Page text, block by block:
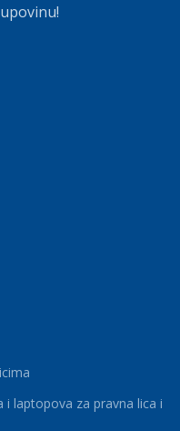
i laptopova za pravna lica i